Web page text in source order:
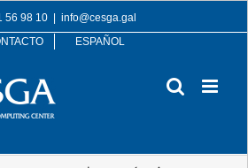
56 98 10
info@cesga.gal
ESPAÑOL